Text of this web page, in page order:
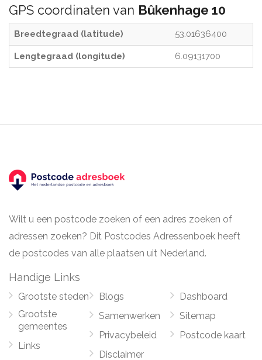
GPS coordinaten van Bûkenhage 10
Breedtegraad (latitude) 53.01636400
Lengtegraad (longitude) 6.09131700
Wilt u een postcode zoeken of een adres zoeken of
adressen zoeken? Dit Postcodes Adressenboek heeft
de postcodes van alle plaatsen uit Nederland.
Handige Links
Grootste steden
Grootste
gemeentes
Links
Blogs
Samenwerken
Privacybeleid
Disclaimer
Dashboard
Sitemap
Postcode kaart